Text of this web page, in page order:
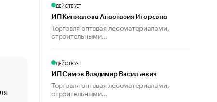
«От спорта тело стареет иначе». Как живет глава
ДЕЙСТВУЕТ
ИП Кинжалова Анастасия Игоревна
Торговля оптовая лесоматериалами,
строительными...
ДЕЙСТВУЕТ
ИП Симов Владимир Васильевич
Торговля оптовая лесоматериалами,
строительными...